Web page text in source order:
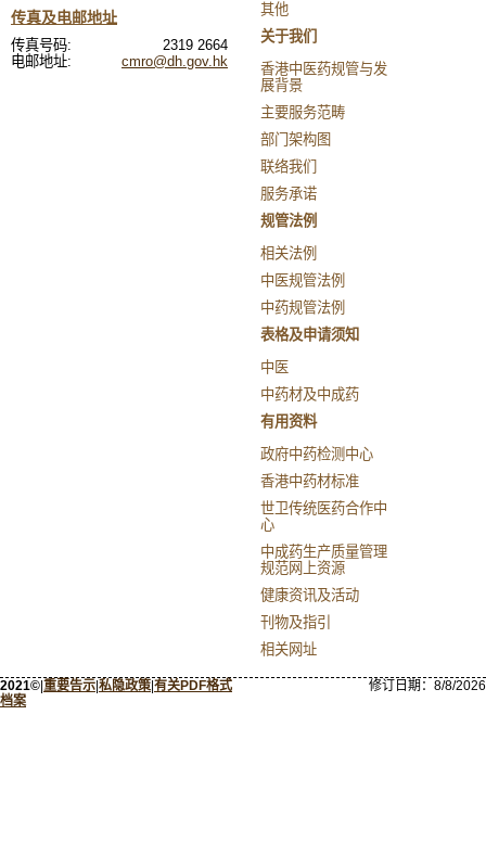
传真及电邮地址
传真号码:
2319 2664
电邮地址:
cmro@dh.gov.hk
其他
关于我们
香港中医药规管与发
展背景
主要服务范畴
部门架构图
联络我们
服务承诺
规管法例
相关法例
中医规管法例
中药规管法例
表格及申请须知
中医
中药材及中成药
有用资料
政府中药检测中心
香港中药材标准
世卫传统医药合作中
心
中成药生产质量管理
规范网上资源
健康资讯及活动
刊物及指引
相关网址
2021© 重要告示 私隐政策 有关PDF格式
档案
修订日期： 8/8/2026